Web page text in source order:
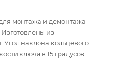
монтажа и демонтажа
из
Угол наклона кольцевого
ключа в 15 градусов